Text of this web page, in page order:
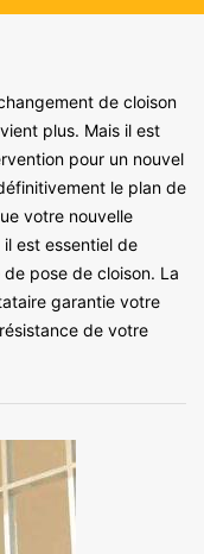
de cloison
plus. Mais il est
pour un nouvel
le plan de
votre nouvelle
est essentiel de
pose de cloison. La
garantie votre
de votre